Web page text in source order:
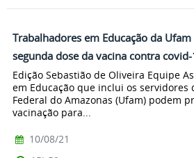
Trabalhadores em Educação da
segunda dose da vacina contra
Edição Sebastião de Oliveira Equipe
em Educação que inclui os servidores
Federal do Amazonas (Ufam) podem
vacinação para...
10/08/21